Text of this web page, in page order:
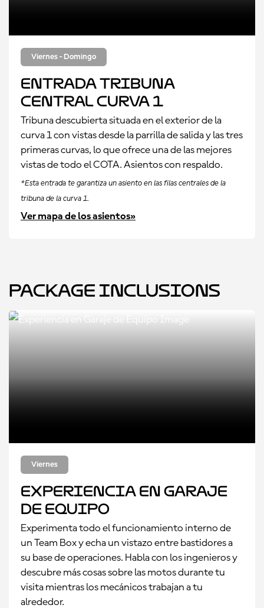
Viernes - Domingo
Entrada tribuna
central curva 1
Tribuna descubierta situada en el exterior de la
curva 1 con vistas desde la parrilla de salida y las tres
primeras curvas, lo que ofrece una de las mejores
vistas de todo el COTA. Asientos con respaldo.
*Esta entrada te garantiza un asiento en las filas centrales de la
tribuna de la curva 1.
Ver mapa de los asientos»
Package Inclusions
Viernes
Experiencia en Garaje
de Equipo
Experimenta todo el funcionamiento interno de
un Team Box y echa un vistazo entre bastidores a
su base de operaciones. Habla con los ingenieros y
descubre más cosas sobre las motos durante tu
visita mientras los mecánicos trabajan a tu
alrededor.